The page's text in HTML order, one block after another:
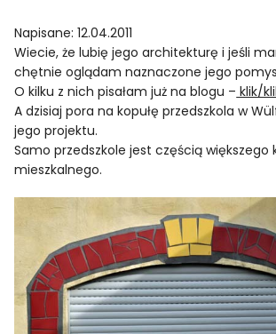
Napisane: 12.04.2011
Wiecie, że lubię jego architekturę i jeśli
chętnie oglądam naznaczone jego
O kilku z nich pisałam już na blogu – klik/
A dzisiaj pora na kopułę przedszkola w
jego projektu.
Samo przedszkole jest częścią większego
mieszkalnego.